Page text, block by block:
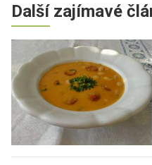
Další zajímavé